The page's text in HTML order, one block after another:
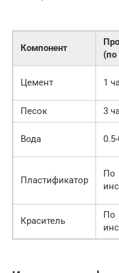
Компонент
Цемент 1
Песок
3
Вода
Пластификатор
По
Краситель
По